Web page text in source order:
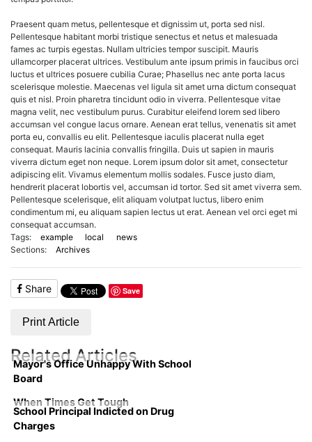
Praesent quam metus, pellentesque et dignissim ut, porta sed nisl.
Pellentesque habitant morbi tristique senectus et netus et malesuada
fames ac turpis egestas. Nullam ultricies tempor suscipit. Mauris
ullamcorper placerat ultrices. Vestibulum ante ipsum primis in faucibus orci
luctus et ultrices posuere cubilia Curae; Phasellus nec ante porta lacus
scelerisque molestie. Maecenas vel ligula sit amet urna dictum consequat
quis et nisl. Proin pharetra tincidunt odio in viverra. Pellentesque vitae
magna velit, nec vestibulum purus. Curabitur eleifend lorem sed libero
accumsan vel congue lacus ornare. Aenean erat tellus, venenatis sit amet
porta eu, convallis eu elit. Pellentesque iaculis placerat nulla eget
consequat. Mauris lacinia convallis fringilla. Duis ut sapien in mauris
viverra dictum eget non neque. Lorem ipsum dolor sit amet, consectetur
adipiscing elit. Vivamus elementum mollis sodales. Fusce justo diam,
hendrerit placerat lobortis vel, accumsan id tortor. Sed sit amet viverra sem.
Pellentesque scelerisque, elit aliquam volutpat luctus, libero enim
condimentum mi, eu aliquam sapien lectus ut erat. Aenean vel orci eget mi
consequat accumsan.
Tags:
example local
news
Sections:
Archives
Share Save
Print Article
Related Articles
Mayor's Office Unhappy With School
Board
When Times Get Tough
School Principal Indicted on Drug
Charges